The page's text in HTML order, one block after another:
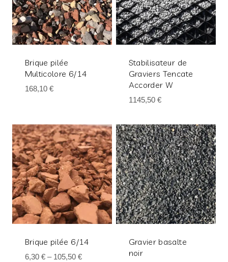
Brique pilée
Multicolore 6/14
168,10 €
Stabilisateur de
Graviers Tencate
Accorder W
1145,50 €
Brique pilée 6/14
6,30 €– 105,50 €
Gravier basalte
noir